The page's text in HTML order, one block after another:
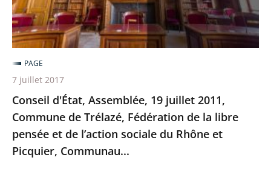
de
Trélazé,
Fédération
de
la
libre
pensée
de
l’action
Conseil d'État, Assemblée, 19 juillet 2011,
Commune de Trélazé, Fédération de la libre
pensée et de l’action sociale du Rhône et
Picquier, Communau...
PAGE
7 juillet 2017